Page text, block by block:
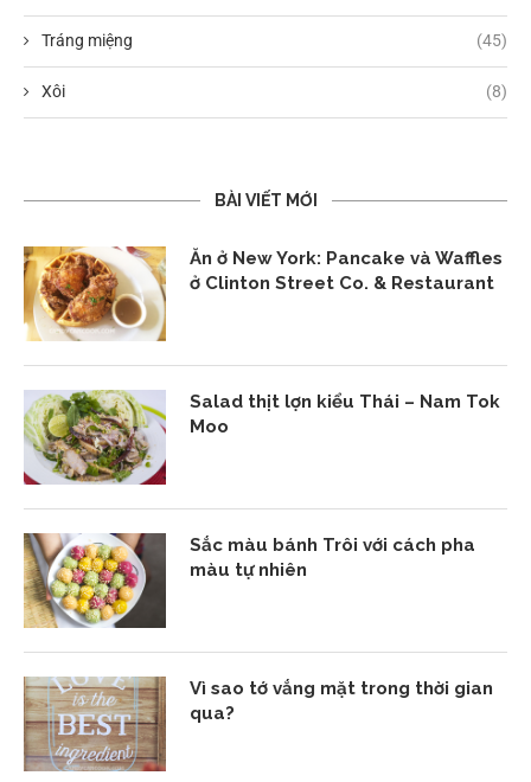
Tráng miệng (45)
Xôi (8)
BÀI VIẾT MỚI
Ăn ở New York: Pancake và Waffles
ở Clinton Street Co. & Restaurant
Salad thịt lợn kiểu Thái – Nam Tok
Moo
Sắc màu bánh Trôi với cách pha
màu tự nhiên
Vì sao tớ vắng mặt trong thời gian
qua?